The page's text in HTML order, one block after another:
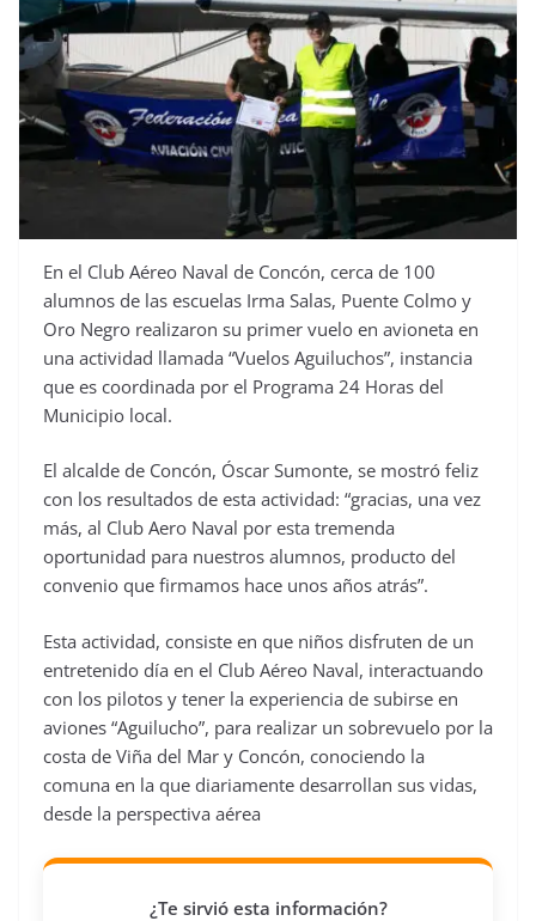
En el Club Aéreo Naval de Concón, cerca de 100
alumnos de las escuelas Irma Salas, Puente Colmo y
Oro Negro realizaron su primer vuelo en avioneta en
una actividad llamada “Vuelos Aguiluchos”, instancia
que es coordinada por el Programa 24 Horas del
Municipio local.
El alcalde de Concón, Óscar Sumonte, se mostró feliz
con los resultados de esta actividad: “gracias, una vez
más, al Club Aero Naval por esta tremenda
oportunidad para nuestros alumnos, producto del
convenio que firmamos hace unos años atrás”.
Esta actividad, consiste en que niños disfruten de un
entretenido día en el Club Aéreo Naval, interactuando
con los pilotos y tener la experiencia de subirse en
aviones “Aguilucho”, para realizar un sobrevuelo por la
costa de Viña del Mar y Concón, conociendo la
comuna en la que diariamente desarrollan sus vidas,
desde la perspectiva aérea
¿Te sirvió esta información?